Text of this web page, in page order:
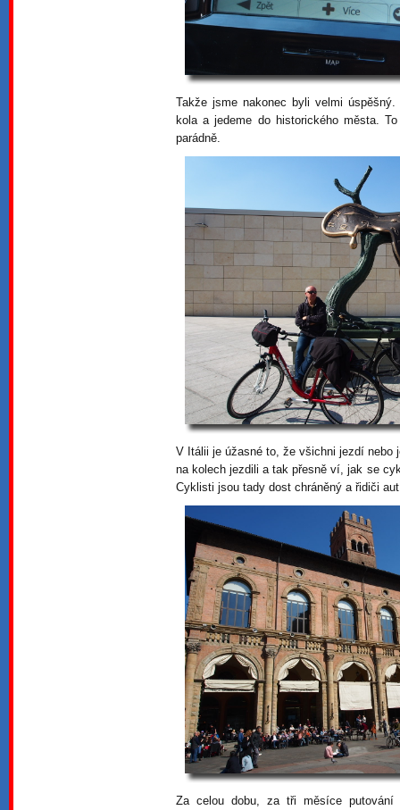
Takže jsme nakonec byli velmi
kola a jedeme do historického města.
parádně.
V Itálii je úžasné to, že všichni jezdí
na kolech jezdili a tak přesně ví, jak se
Cyklisti jsou tady dost chráněný a řidiči
Za celou dobu, za tři měsíce